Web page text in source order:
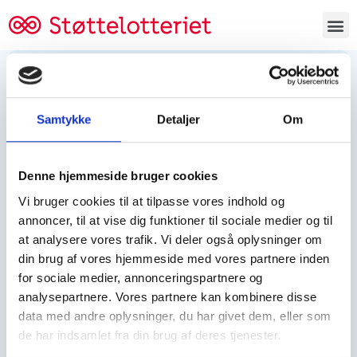
Samtykke Detaljer Om
Denne hjemmeside bruger cookies
Vi bruger cookies til at tilpasse vores indhold og
annoncer, til at vise dig funktioner til sociale medier og til
at analysere vores trafik. Vi deler også oplysninger om
din brug af vores hjemmeside med vores partnere inden
for sociale medier, annonceringspartnere og
analysepartnere. Vores partnere kan kombinere disse
data med andre oplysninger, du har givet dem, eller som
de har indsamlet fra din brug af deres tjenester.
Tjen penge og støt
Tjen penge til:
Spejdere/spejdergruppen/FDF’ere, m.fl.
Kontor
Tjenpengeogstoet.dk
Ejby Industrivej 91
DK – 2600 Glostrup
CVR: 19347508